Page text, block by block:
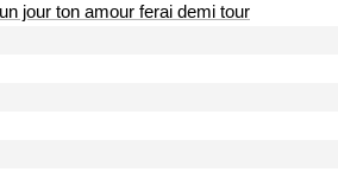
jour ton amour ferai demi tour